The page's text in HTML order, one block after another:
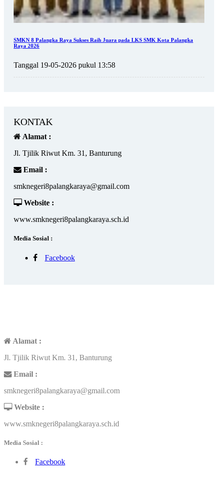
SMKN 8 Palangka Raya Sukses Raih Juara pada LKS SMK Kota Palangka
Raya 2026
Tanggal 19-05-2026 pukul 13:58
KONTAK
Alamat :
Jl. Tjilik Riwut Km. 31, Banturung
Email :
smknegeri8palangkaraya@gmail.com
Website :
www.smknegeri8palangkaraya.sch.id
Media Sosial :
Facebook
Alamat :
Jl. Tjilik Riwut Km. 31, Banturung
Email :
smknegeri8palangkaraya@gmail.com
Website :
www.smknegeri8palangkaraya.sch.id
Media Sosial :
Facebook